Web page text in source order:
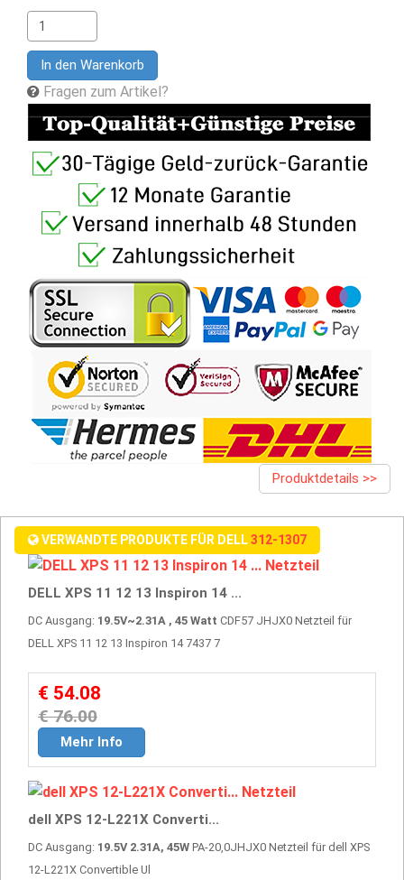
In den Warenkorb
Fragen zum Artikel?
Produktdetails >>
VERWANDTE PRODUKTE FÜR DELL312-1307
DELL XPS 11 12 13 Inspiron 14 ...
DC Ausgang: 19.5V~2.31A , 45 Watt CDF57 JHJX0 Netzteil für
DELL XPS 11 12 13 Inspiron 14 7437 7
€ 54.08
€ 76.00
Mehr Info
dell XPS 12-L221X Converti...
DC Ausgang: 19.5V 2.31A, 45W PA-20,0JHJX0 Netzteil für dell XPS
12-L221X Convertible Ul